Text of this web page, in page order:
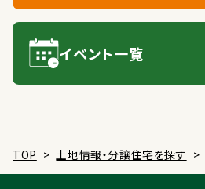
イベント一覧
TOP > 土地情報・分譲住宅を探す >